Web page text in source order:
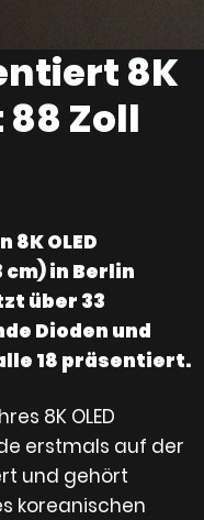
8K
88 Zoll
OLED
cm) in Berlin
über 33
Dioden und
18 präsentiert.
8K OLED
erstmals auf der
und gehört
koreanischen